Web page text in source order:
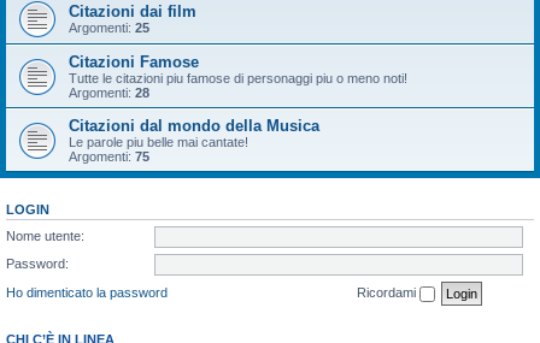
Citazioni dai film
Argomenti: 25
Citazioni Famose
Tutte le citazioni piu famose di personaggi piu o meno noti!
Argomenti: 28
Citazioni dal mondo della Musica
Le parole piu belle mai cantate!
Argomenti: 75
LOGIN
Nome utente:
Password:
Ho dimenticato la password
Ricordami
CHI C’È IN LINEA